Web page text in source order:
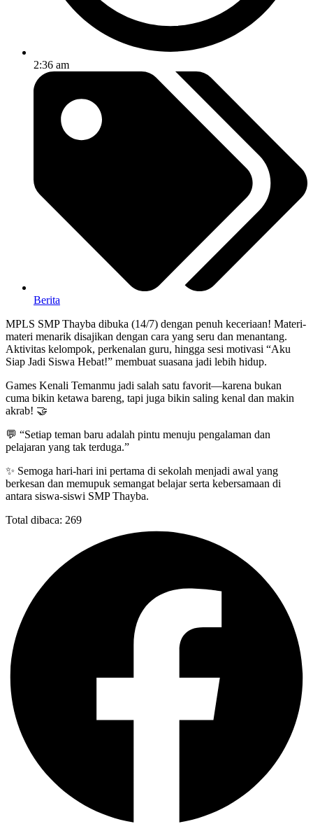
2:36 am
Berita
MPLS SMP Thayba dibuka (14/7) dengan penuh keceriaan! Materi-
materi menarik disajikan dengan cara yang seru dan menantang.
Aktivitas kelompok, perkenalan guru, hingga sesi motivasi “Aku
Siap Jadi Siswa Hebat!” membuat suasana jadi lebih hidup.
Games Kenali Temanmu jadi salah satu favorit—karena bukan
cuma bikin ketawa bareng, tapi juga bikin saling kenal dan makin
akrab! 🤝
💬 “Setiap teman baru adalah pintu menuju pengalaman dan
pelajaran yang tak terduga.”
✨ Semoga hari-hari ini pertama di sekolah menjadi awal yang
berkesan dan memupuk semangat belajar serta kebersamaan di
antara siswa-siswi SMP Thayba.
Total dibaca: 269